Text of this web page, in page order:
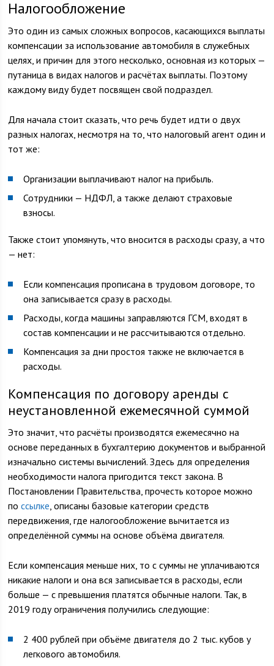
Налогообложение
Это один из самых сложных вопросов, касающихся выплаты
компенсации за использование автомобиля в служебных
целях, и причин для этого несколько, основная из которых —
путаница в видах налогов и расчётах выплаты. Поэтому
каждому виду будет посвящен свой подраздел.
Для начала стоит сказать, что речь будет идти о двух
разных налогах, несмотря на то, что налоговый агент один и
тот же:
Организации выплачивают налог на прибыль.
Сотрудники — НДФЛ, а также делают страховые
взносы.
Также стоит упомянуть, что вносится в расходы сразу, а что
— нет:
Если компенсация прописана в трудовом договоре, то
она записывается сразу в расходы.
Расходы, когда машины заправляются ГСМ, входят в
состав компенсации и не рассчитываются отдельно.
Компенсация за дни простоя также не включается в
расходы.
Компенсация по договору аренды с
неустановленной ежемесячной суммой
Это значит, что расчёты производятся ежемесячно на
основе переданных в бухгалтерию документов и выбранной
изначально системы вычислений. Здесь для определения
необходимости налога пригодится текст закона. В
Постановлении Правительства, прочесть которое можно
поссылке, описаны базовые категории средств
передвижения, где налогообложение вычитается из
определённой суммы на основе объёма двигателя.
Если компенсация меньше них, то с суммы не уплачиваются
никакие налоги и она вся записывается в расходы, если
больше — с превышения платятся обычные налоги. Так, в
2019 году ограничения получились следующие:
2 400 рублей при объёме двигателя до 2 тыс. кубов у
легкового автомобиля.